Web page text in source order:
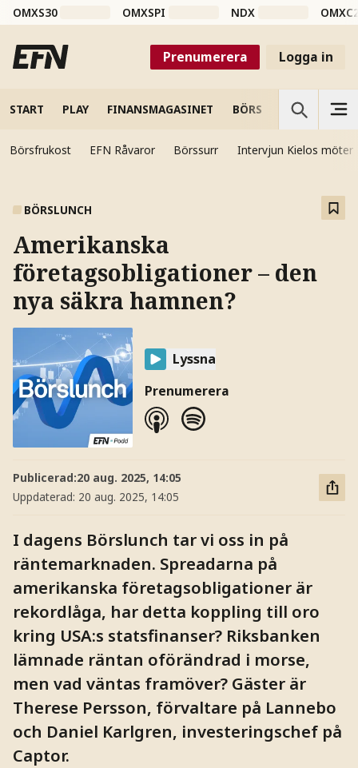
OMXS30 OMXSPI NDX
Prenumerera Logga in
START PLAY FINANSMAGASINET BÖRS VETENSKAP
Börsfrukost EFN Råvaror Börssurr Intervjun Kielos möter
BÖRSLUNCH
Amerikanska
företagsobligationer – den
nya säkra hamnen?
Lyssna
Prenumerera
Publicerad:20 aug. 2025, 14:05
Uppdaterad: 20 aug. 2025, 14:05
I dagens Börslunch tar vi oss in på
räntemarknaden. Spreadarna på
amerikanska företagsobligationer är
rekordlåga, har detta koppling till oro
kring USA:s statsfinanser? Riksbanken
lämnade räntan oförändrad i morse,
men vad väntas framöver? Gäster är
Therese Persson, förvaltare på Lannebo
och Daniel Karlgren, investeringschef på
Captor.